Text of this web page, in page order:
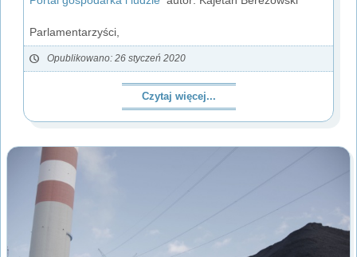
Parlamentarzyści,
Opublikowano: 26 styczeń 2020
Czytaj więcej...